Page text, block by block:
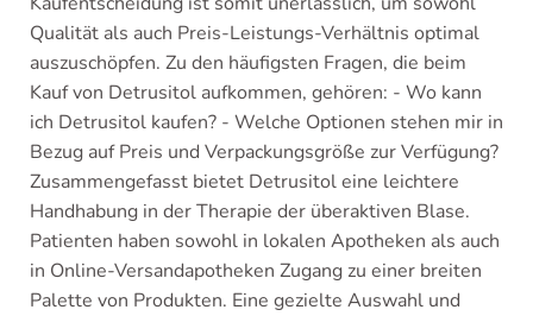
Qualität als auch Preis-Leistungs-Verhältnis optimal
auszuschöpfen. Zu den häufigsten Fragen, die beim
Kauf von Detrusitol aufkommen, gehören: - Wo kann
ich Detrusitol kaufen? - Welche Optionen stehen mir in
Bezug auf Preis und Verpackungsgröße zur Verfügung?
Zusammengefasst bietet Detrusitol eine leichtere
Handhabung in der Therapie der überaktiven Blase.
Patienten haben sowohl in lokalen Apotheken als auch
in Online-Versandapotheken Zugang zu einer breiten
Palette von Produkten. Eine gezielte Auswahl und